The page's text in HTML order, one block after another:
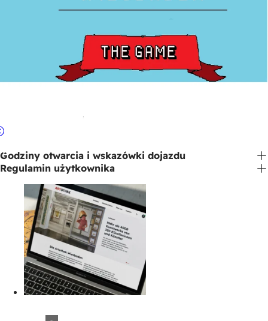
Godziny otwarcia i wskazówki dojazdu
Regulamin użytkownika